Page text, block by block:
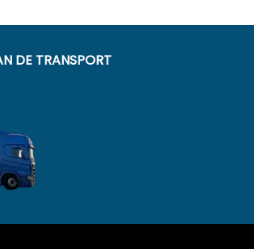
DE TRANSPORT